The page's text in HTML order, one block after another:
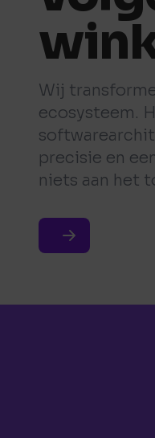
Wij
ecosysteem.
precisie en
niets aan het